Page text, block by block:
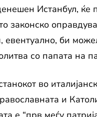
Истанбул,
законско
евентуално, би
со папата на
во
и